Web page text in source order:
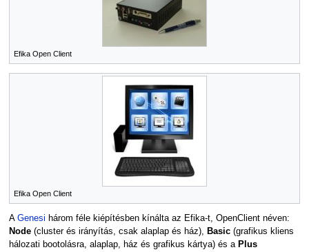
Efika Open Client
Efika Open Client
A Genesi három féle kiépítésben kínálta az Efika-t, OpenClient néven:
Node(cluster és irányítás, csak alaplap és ház), Basic(grafikus kliens
hálozati bootolásra, alaplap, ház és grafikus kártya) és a Plus